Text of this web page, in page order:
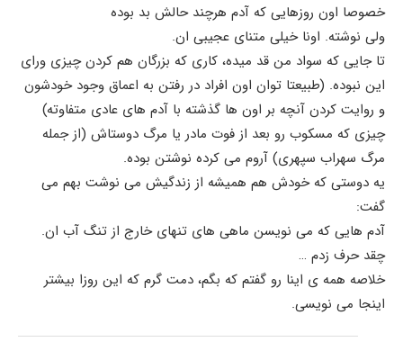
خصوصا اون روزهایی که آدم هرچند حالش بد بوده
ولی نوشته. اونا خیلی متنای عجیبی ان.
تا جایی که سواد من قد میده، کاری که بزرگان هم کردن چیزی ورای
این نبوده. (طبیعتا توان اون افراد در رفتن به اعماق وجود خودشون
و روایت کردن آنچه بر اون ها گذشته با آدم های عادی متفاوته)
چیزی که مسکوب رو بعد از فوت مادر یا مرگ دوستاش (از جمله
مرگ سهراب سپهری) آروم می کرده نوشتن بوده.
یه دوستی که خودش هم همیشه از زندگیش می نوشت بهم می
گفت:
آدم هایی که می نویسن ماهی های تنهای خارج از تنگ آب ان.
چقد حرف زدم …
خلاصه همه ی اینا رو گفتم که بگم، دمت گرم که این روزا بیشتر
اینجا می نویسی.